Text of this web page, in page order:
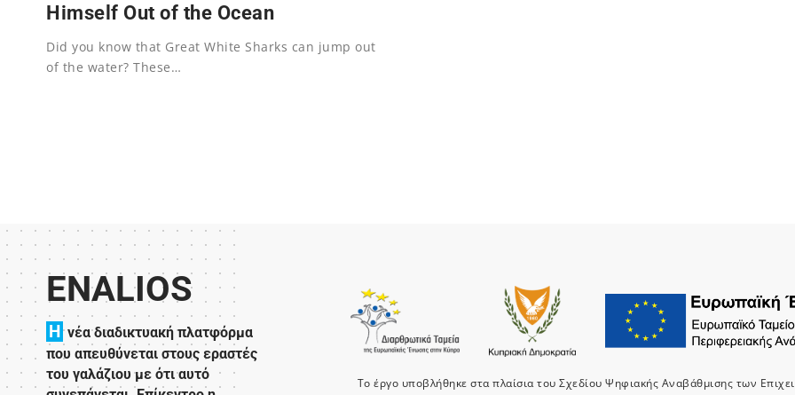
Himself Out of the Ocean
Did you know that Great White Sharks can jump out
of the water? These…
ENALIOS
H νέα διαδικτυακή πλατφόρμα
που απευθύνεται στους εραστές
του γαλάζιου με ότι αυτό
Το έργο υποβλήθηκε στα πλαίσια του Σχεδίου Ψηφιακής Αναβάθμισης των